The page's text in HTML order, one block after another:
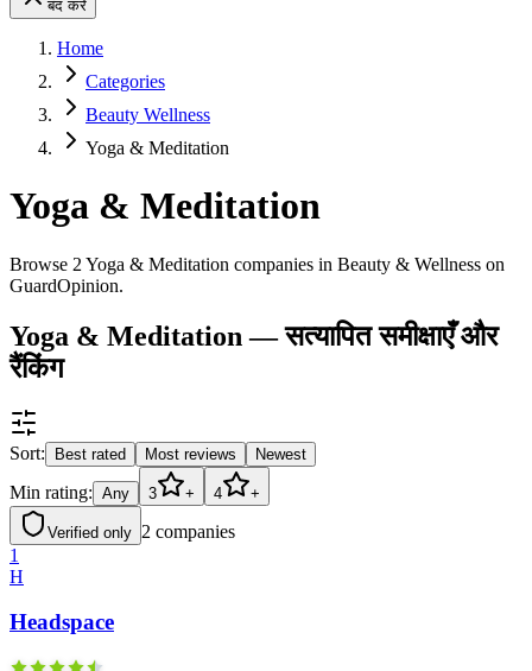
बंद करें
Home
Categories
Beauty Wellness
Yoga & Meditation
Yoga & Meditation
Browse 2 Yoga & Meditation companies in Beauty & Wellness on
GuardOpinion.
Yoga & Meditation — सत्यापित समीक्षाएँ और
रैंकिंग
Sort: Best rated Most reviews Newest
Min rating: Any 3 + 4 +
Verified only 2 companies
1
H
Headspace